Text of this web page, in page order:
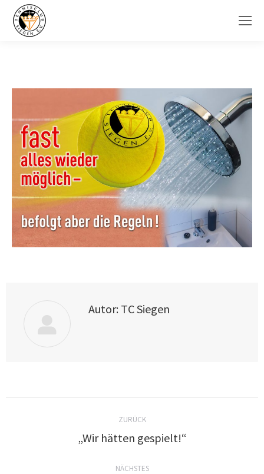
Autor: TC Siegen
ZURÜCK
„Wir hätten gespielt!“
NÄCHSTES